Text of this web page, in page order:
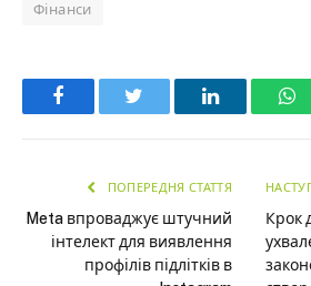
Фінанси
Facebook LinkedIn
ПОПЕРЕДНЯ СТАТТЯ
Meta впроваджує штучний
інтелект для виявлення
профілів підлітків в
Крок